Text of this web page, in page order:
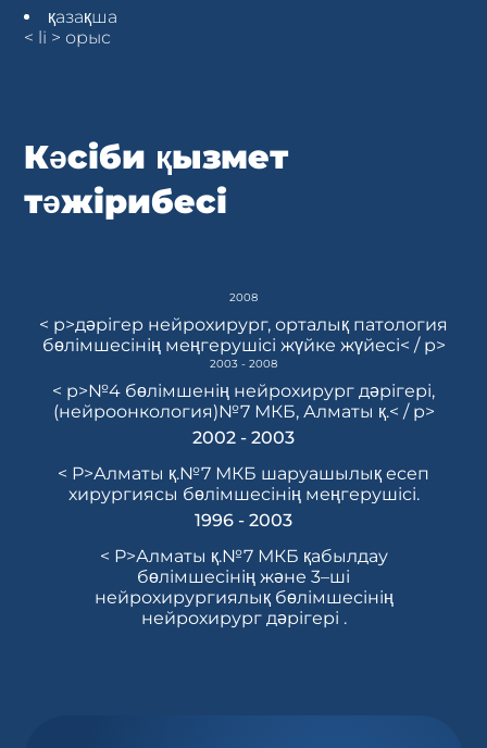
қазақша
< li > орыс
Кәсіби қызмет
тәжірибесі
2008
< p>дәрігер нейрохирург, орталық патология
бөлімшесінің меңгерушісі жүйке жүйесі< / p>
2003 - 2008
< p>№4 бөлімшенің нейрохирург дәрігері,
(нейроонкология)№7 МКБ, Алматы қ.< / p>
2002 - 2003
< P>Алматы қ.№7 МКБ шаруашылық есеп
хирургиясы бөлімшесінің меңгерушісі.
1996 - 2003
< P>Алматы қ.№7 МКБ қабылдау
бөлімшесінің және 3–ші
нейрохирургиялық бөлімшесінің
нейрохирург дәрігері .